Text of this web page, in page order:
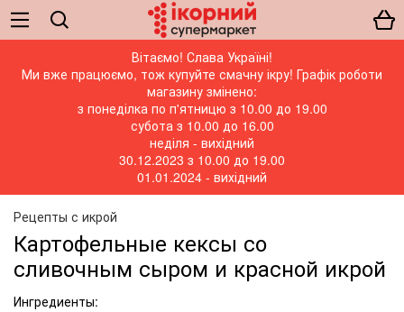
Вітаємо! Слава Україні!
Ми вже працюємо, тож купуйте смачну ікру! Графік роботи
магазину змінено:
з понеділка по п'ятницю з 10.00 до 19.00
субота з 10.00 до 16.00
неділя - вихідний
30.12.2023 з 10.00 до 19.00
01.01.2024 - вихідний
Рецепты с икрой
Картофельные кексы со
сливочным сыром и красной икрой
Ингредиенты: